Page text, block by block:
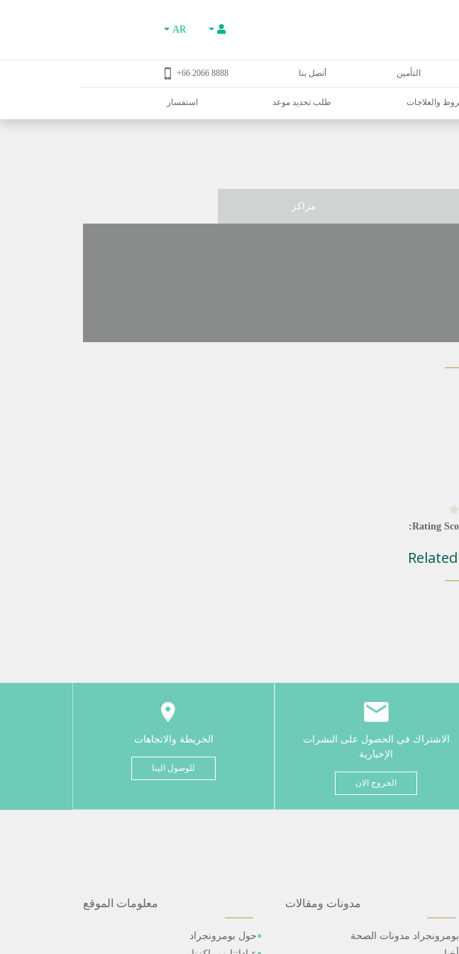
AR
التأمين أتصل بنا 8888 2066 66+
والعلاجات طلب تحديد موعد استفسار
مراكز
Rating
الاشتراك في الحصول على النشرات
الإخبارية
الخروج الان
الخريطة والاتجاهات
للوصول الينا
مدونات ومقالات
بومرونجراد مدونات الصحة
معلومات الموقع
حول بومرونجراد